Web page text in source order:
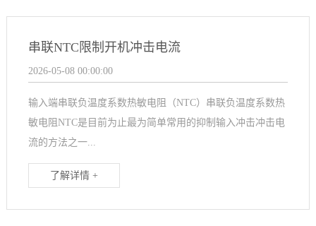
串联NTC限制开机冲击电流
2026-05-08 00:00:00
输入端串联负温度系数热敏电阻（NTC）串联负温度系数热
敏电阻NTC是目前为止最为简单常用的抑制输入冲击冲击电
流的方法之一...
了解详情 +